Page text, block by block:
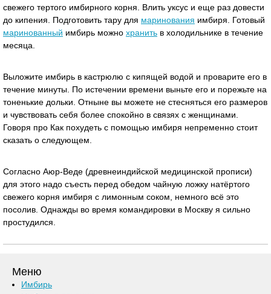
свежего тертого имбирного корня. Влить уксус и еще раз довести
до кипения. Подготовить тару для маринования имбиря. Готовый
маринованный имбирь можно хранить в холодильнике в течение
месяца.
Выложите имбирь в кастрюлю с кипящей водой и проварите его в
течение минуты. По истечении времени выньте его и порежьте на
тоненькие дольки. Отныне вы можете не стесняться его размеров
и чувствовать себя более спокойно в связях с женщинами.
Говоря про Как похудеть с помощью имбиря непременно стоит
сказать о следующем.
Согласно Аюр-Веде (древнеиндийской медицинской прописи)
для этого надо съесть перед обедом чайную ложку натёртого
свежего корня имбиря с лимонным соком, немного всё это
посолив. Однажды во время командировки в Москву я сильно
простудился.
Меню
Имбирь